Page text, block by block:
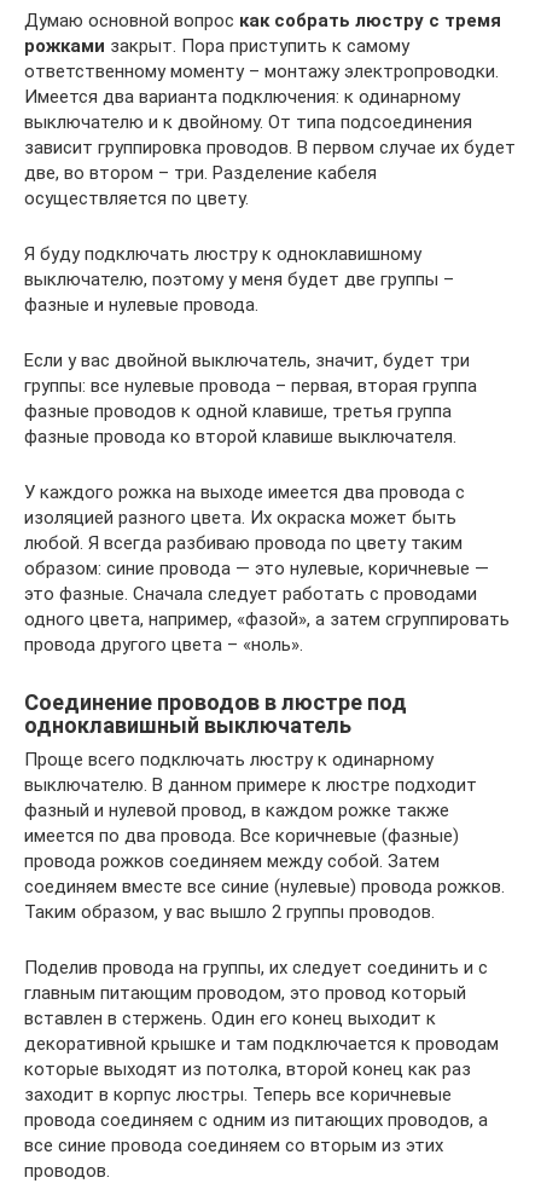
Думаю основной вопрос как собрать люстру с тремя
рожками закрыт. Пора приступить к самому
ответственному моменту – монтажу электропроводки.
Имеется два варианта подключения: к одинарному
выключателю и к двойному. От типа подсоединения
зависит группировка проводов. В первом случае их будет
две, во втором – три. Разделение кабеля
осуществляется по цвету.
Я буду подключать люстру к одноклавишному
выключателю, поэтому у меня будет две группы –
фазные и нулевые провода.
Если у вас двойной выключатель, значит, будет три
группы: все нулевые провода – первая, вторая группа
фазные проводов к одной клавише, третья группа
фазные провода ко второй клавише выключателя.
У каждого рожка на выходе имеется два провода с
изоляцией разного цвета. Их окраска может быть
любой. Я всегда разбиваю провода по цвету таким
образом: синие провода — это нулевые, коричневые —
это фазные. Сначала следует работать с проводами
одного цвета, например, «фазой», а затем сгруппировать
провода другого цвета – «ноль».
Соединение проводов в люстре под
одноклавишный выключатель
Проще всего подключать люстру к одинарному
выключателю. В данном примере к люстре подходит
фазный и нулевой провод, в каждом рожке также
имеется по два провода. Все коричневые (фазные)
провода рожков соединяем между собой. Затем
соединяем вместе все синие (нулевые) провода рожков.
Таким образом, у вас вышло 2 группы проводов.
Поделив провода на группы, их следует соединить и с
главным питающим проводом, это провод который
вставлен в стержень. Один его конец выходит к
декоративной крышке и там подключается к проводам
которые выходят из потолка, второй конец как раз
заходит в корпус люстры. Теперь все коричневые
провода соединяем с одним из питающих проводов, а
все синие провода соединяем со вторым из этих
проводов.